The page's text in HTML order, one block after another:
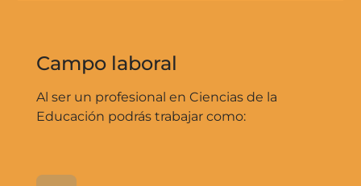
Campo laboral
Al ser un profesional en Ciencias de la
Educación podrás trabajar como: